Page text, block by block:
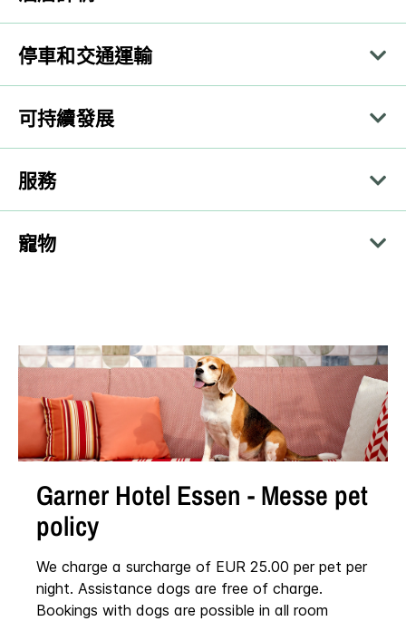
停車和交通運輸
可持續發展
服務
寵物
Garner Hotel Essen - Messe pet
policy
We charge a surcharge of EUR 25.00 per pet per
night. Assistance dogs are free of charge.
Bookings with dogs are possible in all room